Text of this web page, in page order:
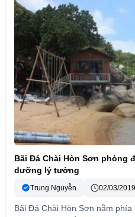
Bãi Đá Chài Hòn Sơn phòng
dưỡng lý tưởng
Trung Nguyễn 02/03/2019
Bãi Đá Chài Hòn Sơn nằm phía